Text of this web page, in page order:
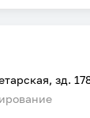
зд.